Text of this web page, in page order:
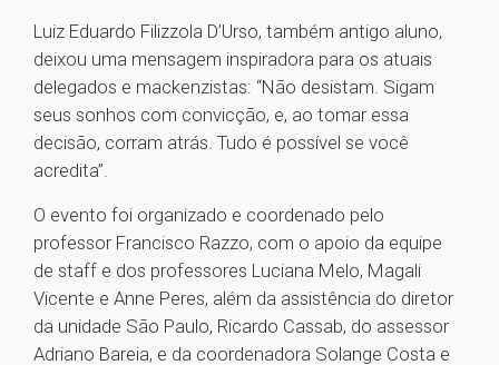
Luiz Eduardo Filizzola D’Urso, também antigo aluno,
deixou uma mensagem inspiradora para os atuais
delegados e mackenzistas: “Não desistam. Sigam
seus sonhos com convicção, e, ao tomar essa
decisão, corram atrás. Tudo é possível se você
acredita”.
O evento foi organizado e coordenado pelo
professor Francisco Razzo, com o apoio da equipe
de staff e dos professores Luciana Melo, Magali
Vicente e Anne Peres, além da assistência do diretor
da unidade São Paulo, Ricardo Cassab, do assessor
Adriano Bareia, e da coordenadora Solange Costa e